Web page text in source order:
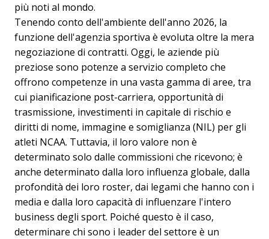
più noti al mondo.
Tenendo conto dell'ambiente dell'anno 2026, la
funzione dell'agenzia sportiva è evoluta oltre la mera
negoziazione di contratti. Oggi, le aziende più
preziose sono potenze a servizio completo che
offrono competenze in una vasta gamma di aree, tra
cui pianificazione post-carriera, opportunità di
trasmissione, investimenti in capitale di rischio e
diritti di nome, immagine e somiglianza (NIL) per gli
atleti NCAA. Tuttavia, il loro valore non è
determinato solo dalle commissioni che ricevono; è
anche determinato dalla loro influenza globale, dalla
profondità dei loro roster, dai legami che hanno con i
media e dalla loro capacità di influenzare l'intero
business degli sport. Poiché questo è il caso,
determinare chi sono i leader del settore è un